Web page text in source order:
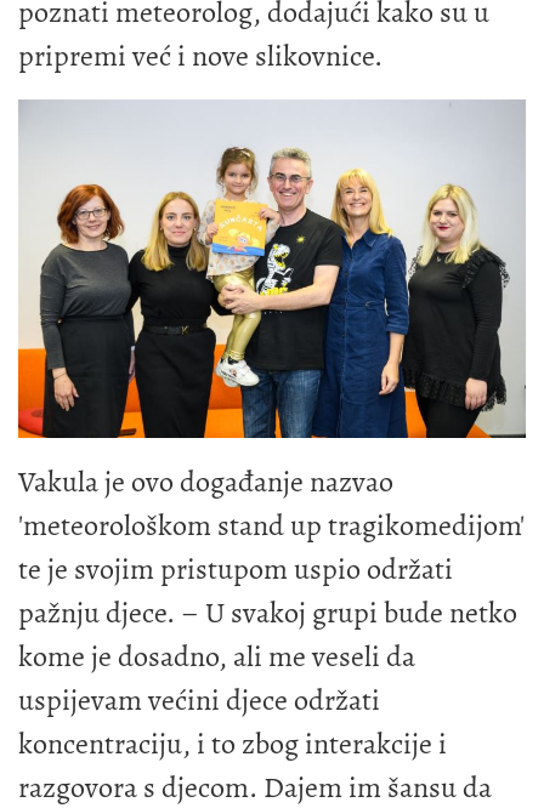
poznati meteorolog, dodajući kako su u
pripremi već i nove slikovnice.
Vakula je ovo događanje nazvao
'meteorološkom stand up tragikomedijom'
te je svojim pristupom uspio održati
pažnju djece. – U svakoj grupi bude netko
kome je dosadno, ali me veseli da
uspijevam većini djece održati
koncentraciju, i to zbog interakcije i
razgovora s djecom. Dajem im šansu da